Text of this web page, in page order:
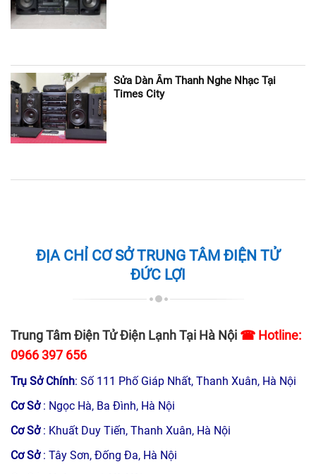
Sửa Dàn Âm Thanh Nghe Nhạc Tại
Times City
ĐỊA CHỈ CƠ SỞ TRUNG TÂM ĐIỆN TỬ
ĐỨC LỢI
Trung Tâm Điện Tử Điện Lạnh Tại Hà Nội ☎ Hotline:
0966 397 656
Trụ Sở Chính: Số 111 Phố Giáp Nhất, Thanh Xuân, Hà Nội
Cơ Sở : Ngọc Hà, Ba Đình, Hà Nội
Cơ Sở : Khuất Duy Tiến, Thanh Xuân, Hà Nội
Cơ Sở : Tây Sơn, Đống Đa, Hà Nội